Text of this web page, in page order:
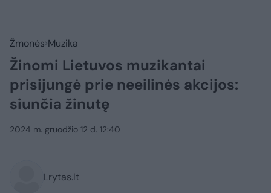
Žmonės Muzika
Žinomi Lietuvos muzikantai
prisijungė prie neeilinės akcijos:
siunčia žinutę
2024 m. gruodžio 12 d. 12:40
Lrytas.lt